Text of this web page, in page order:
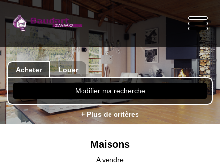
Acheter Louer
Modifier ma recherche
+ Plus de critères
Maisons
A vendre